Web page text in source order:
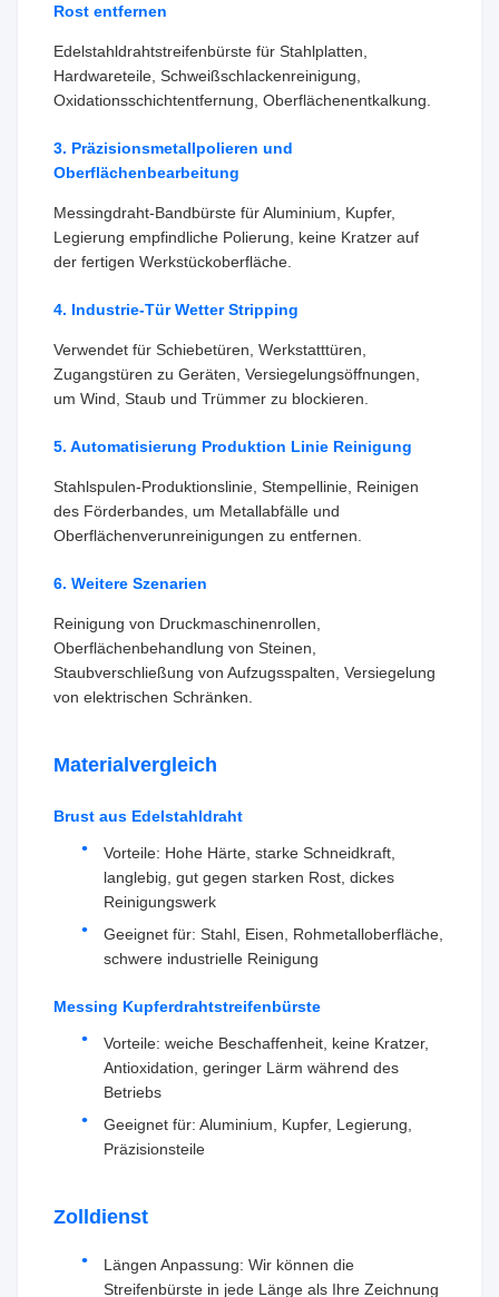
Rost entfernen
Edelstahldrahtstreifenbürste für Stahlplatten,
Hardwareteile, Schweißschlackenreinigung,
Oxidationsschichtentfernung, Oberflächenentkalkung.
3. Präzisionsmetallpolieren und
Oberflächenbearbeitung
Messingdraht-Bandbürste für Aluminium, Kupfer,
Legierung empfindliche Polierung, keine Kratzer auf
der fertigen Werkstückoberfläche.
4. Industrie-Tür Wetter Stripping
Verwendet für Schiebetüren, Werkstatttüren,
Zugangstüren zu Geräten, Versiegelungsöffnungen,
um Wind, Staub und Trümmer zu blockieren.
5. Automatisierung Produktion Linie Reinigung
Stahlspulen-Produktionslinie, Stempellinie, Reinigen
des Förderbandes, um Metallabfälle und
Oberflächenverunreinigungen zu entfernen.
6. Weitere Szenarien
Reinigung von Druckmaschinenrollen,
Oberflächenbehandlung von Steinen,
Staubverschließung von Aufzugsspalten, Versiegelung
von elektrischen Schränken.
Materialvergleich
Brust aus Edelstahldraht
Vorteile: Hohe Härte, starke Schneidkraft,
langlebig, gut gegen starken Rost, dickes
Reinigungswerk
Geeignet für: Stahl, Eisen, Rohmetalloberfläche,
schwere industrielle Reinigung
Messing Kupferdrahtstreifenbürste
Vorteile: weiche Beschaffenheit, keine Kratzer,
Antioxidation, geringer Lärm während des
Betriebs
Geeignet für: Aluminium, Kupfer, Legierung,
Präzisionsteile
Zolldienst
Längen Anpassung: Wir können die
Streifenbürste in jede Länge als Ihre Zeichnung